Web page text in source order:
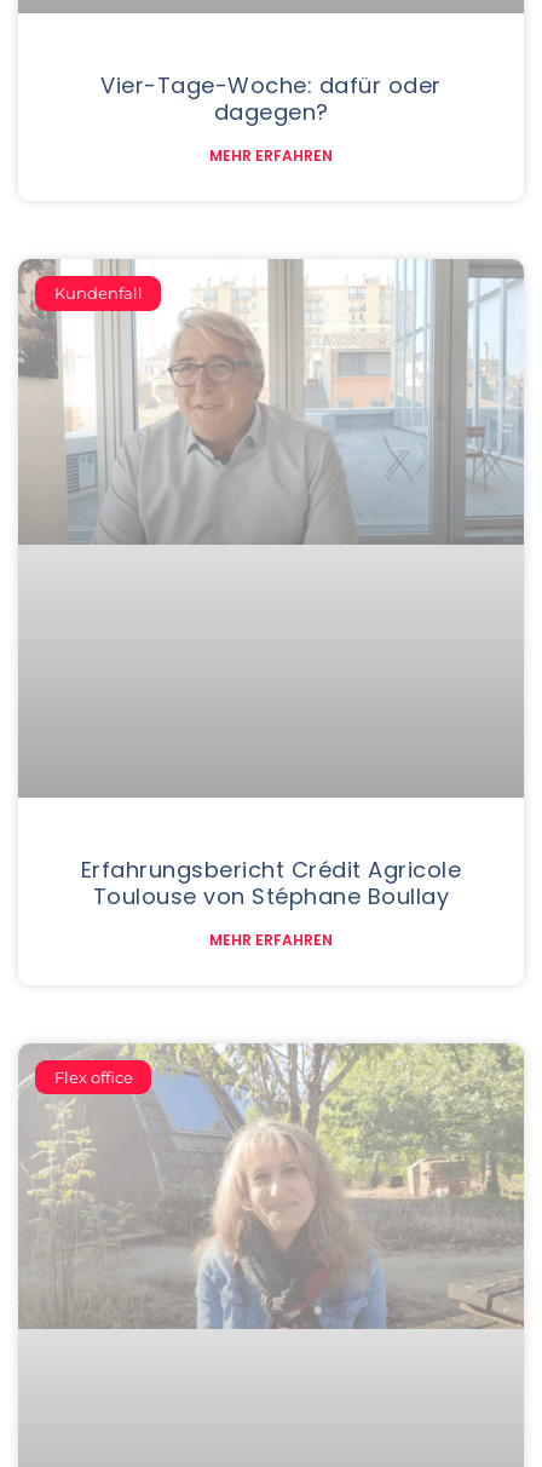
Vier-Tage-Woche: dafür oder
dagegen?
MEHR ERFAHREN
Kundenfall
Erfahrungsbericht Crédit Agricole
Toulouse von Stéphane Boullay
MEHR ERFAHREN
Flex office